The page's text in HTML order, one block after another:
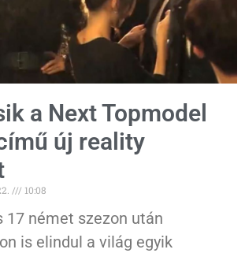
a Next Topmodel
új reality
10:08
17 német szezon után
is elindul a világ egyik